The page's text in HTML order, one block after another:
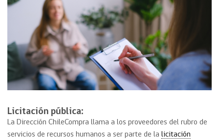
Licitación pública:
La Dirección ChileCompra llama a los proveedores del rubro de
servicios de recursos humanos a ser parte de la licitación